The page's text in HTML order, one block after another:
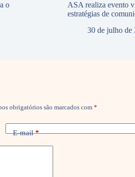
o
ASA realiza evento
estratégias de
30 de julho de
obrigatórios são marcados com *
E-mail*